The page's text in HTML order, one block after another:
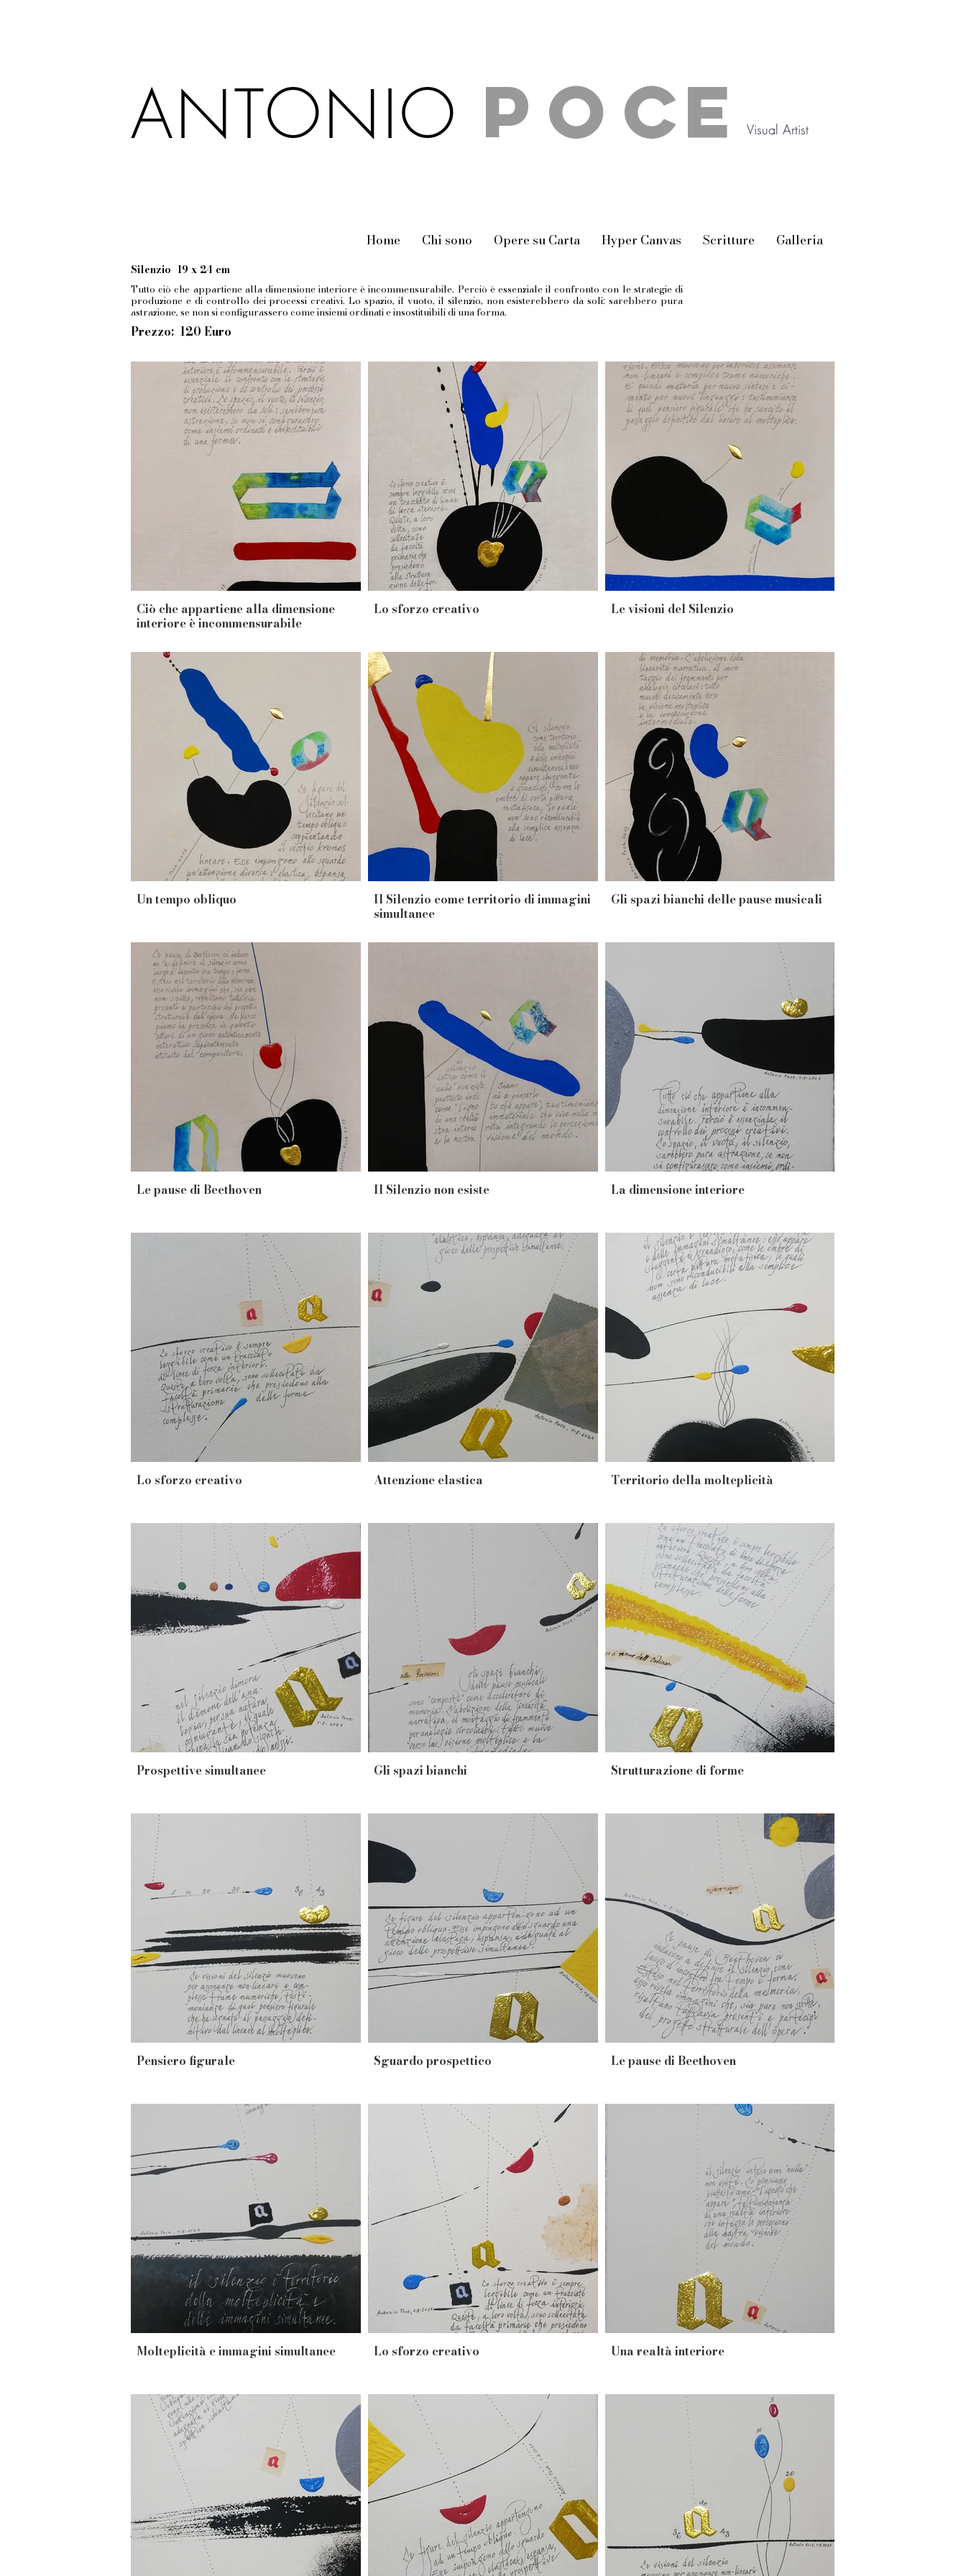
ANTONIO P O CE Visual Artist
Home Chi sono Opere su Carta Hyper Canvas Scritture Galleria
Silenzio 19 x 24 cm
Tutto ciò che appartiene alla dimensione interiore è incommensurabile. Perciò è essenziale il confronto con le strategie di
produzione e di controllo dei processi creativi. Lo spazio, il vuoto, il silenzio, non esisterebbero da soli: sarebbero pura
astrazione, se non si configurassero come insiemi ordinati e insostituibili di una forma.
Prezzo: 120 Euro
Ciò che appartiene alla dimensione
interiore è incommensurabile
Lo sforzo creativo Le visioni del Silenzio
Un tempo obliquo
Il Silenzio come territorio di immagini
simultanee
Gli spazi bianchi delle pause musicali
Le pause di Beethoven Il Silenzio non esiste La dimensione interiore
Lo sforzo creativo Attenzione elastica Territorio della molteplicità
Prospettive simultanee Gli spazi bianchi Strutturazione di forme
Pensiero figurale Sguardo prospettico Le pause di Beethoven
Molteplicità e immagini simultanee Lo sforzo creativo Una realtà interiore